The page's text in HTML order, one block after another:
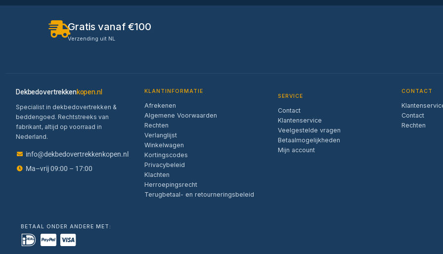
Gratis vanaf €100
Verzending uit NL
Dekbedovertrekkenkopen.nl
Specialist in dekbedovertrekken &
beddengoed. Rechtstreeks van
fabrikant, altijd op voorraad in
Nederland.
info@dekbedovertrekkenkopen.nl
Ma–vrij 09:00 – 17:00
KLANTINFORMATIE
Afrekenen
Algemene Voorwaarden
Rechten
Verlanglijst
Winkelwagen
Kortingscodes
Privacybeleid
Klachten
Herroepingsrecht
Terugbetaal- en retourneringsbeleid
SERVICE
Contact
Klantenservice
Veelgestelde vragen
Betaalmogelijkheden
Mijn account
CONTACT
Contact
Rechten
BETAAL ONDER ANDERE MET: